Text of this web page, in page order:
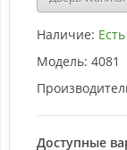
Наличие:
Модель: 4081
Доступные